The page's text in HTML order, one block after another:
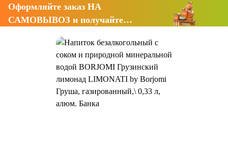
Оформляйте заказ НА
САМОВЫВОЗ и получайте